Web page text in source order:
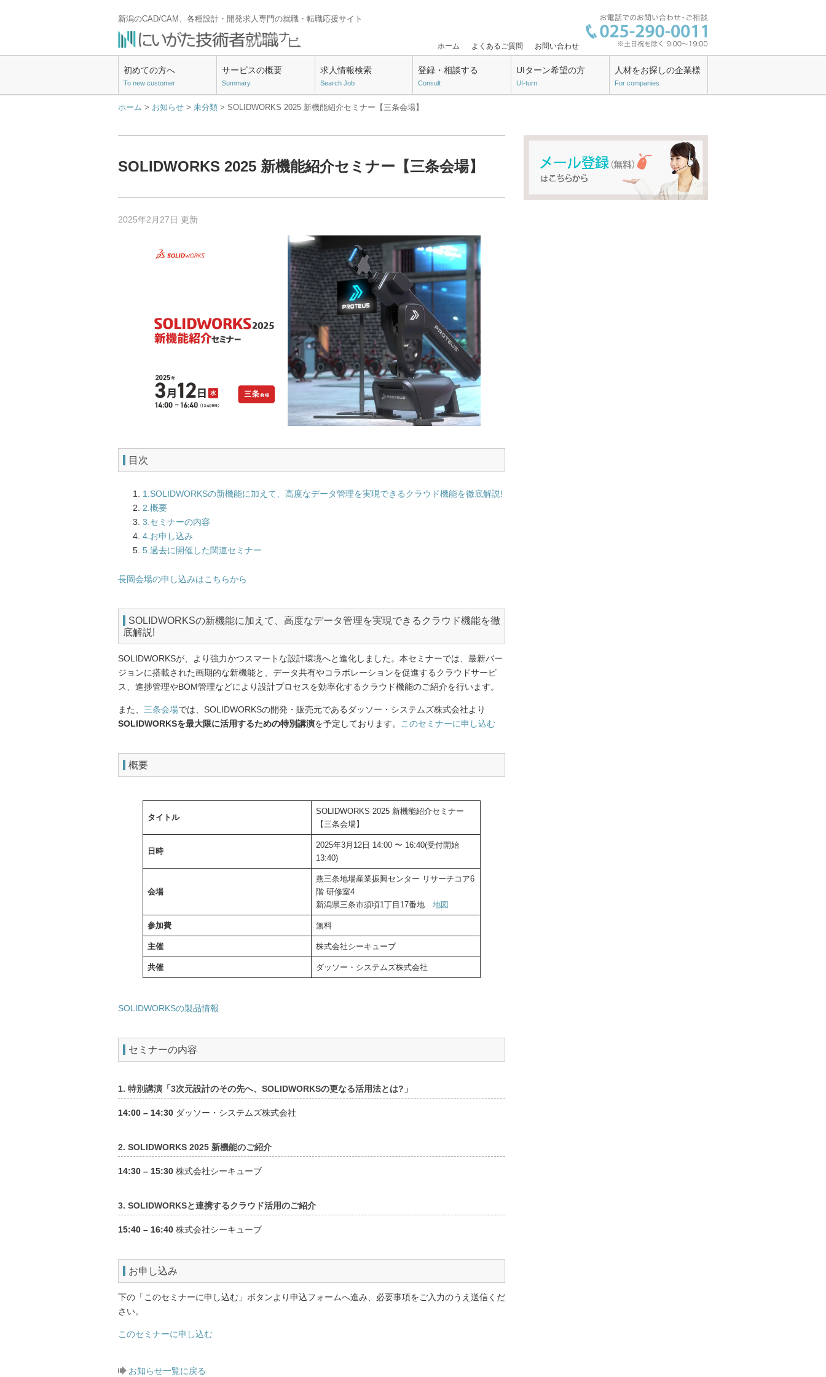
新潟のCAD/CAM、各種設計・開発求人専門の就職・転職応援サイト
ホーム よくあるご質問 お問い合わせ
初めての方へ
To new customer
サービスの概要
Summary
求人情報検索
Search Job
登録・相談する
Consult
UIターン希望の方
UI-turn
人材をお探しの企業様
For companies
ホーム > お知らせ > 未分類 > SOLIDWORKS 2025 新機能紹介セミナー【三条会場】
SOLIDWORKS 2025 新機能紹介セミナー【三条会場】
2025年2月27日 更新
目次
1.SOLIDWORKSの新機能に加えて、高度なデータ管理を実現できるクラウド機能を徹底解説!
2.概要
3.セミナーの内容
4.お申し込み
5.過去に開催した関連セミナー
長岡会場の申し込みはこちらから
SOLIDWORKSの新機能に加えて、高度なデータ管理を実現できるクラウド機能を徹
底解説!
SOLIDWORKSが、より強力かつスマートな設計環境へと進化しました。本セミナーでは、最新バー
ジョンに搭載された画期的な新機能と、データ共有やコラボレーションを促進するクラウドサービ
ス、進捗管理やBOM管理などにより設計プロセスを効率化するクラウド機能のご紹介を行います。
また、 三条会場では、SOLIDWORKSの開発・販売元であるダッソー・システムズ株式会社より
SOLIDWORKSを最大限に活用するための特別講演を予定しております。 このセミナーに申し込む
概要
タイトル
SOLIDWORKS 2025 新機能紹介セミナー
【三条会場】
日時
2025年3月12日 14:00 〜 16:40(受付開始
13:40)
会場
燕三条地場産業振興センター リサーチコア6
階 研修室4
新潟県三条市須頃1丁目17番地 地図
参加費 無料
主催 株式会社シーキューブ
共催 ダッソー・システムズ株式会社
SOLIDWORKSの製品情報
セミナーの内容
1. 特別講演 「3次元設計のその先へ、SOLIDWORKSの更なる活用法とは?」
14:00 – 14:30 ダッソー・システムズ株式会社
2. SOLIDWORKS 2025 新機能のご紹介
14:30 – 15:30 株式会社シーキューブ
3. SOLIDWORKSと連携するクラウド活用のご紹介
15:40 – 16:40 株式会社シーキューブ
お申し込み
下の「このセミナーに申し込む」ボタンより申込フォームへ進み、必要事項をご入力のうえ送信くだ
さい。
このセミナーに申し込む
お知らせ一覧に戻る